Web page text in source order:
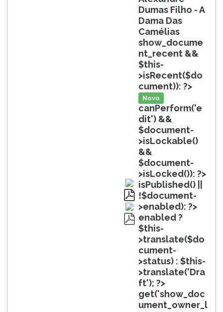
pdf
pdf
Dumas Filho - A
Dama Das
Camélias
show_docume
nt_recent &&
$this-
>isRecent($do
cument)): ?>
Novo
canPerform('e
dit') &&
$document-
>isLockable()
&&
$document-
>isLocked()): ?>
isPublished() ||
!$document-
>enabled): ?>
enabled ?
$this-
>translate($do
cument-
>status) : $this-
>translate('Dra
ft'); ?>
get('show_doc
ument_owner_l